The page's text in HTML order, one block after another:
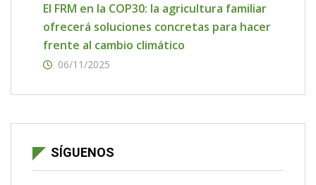
El FRM en la COP30: la agricultura familiar
ofrecerá soluciones concretas para hacer
frente al cambio climático
06/11/2025
SÍGUENOS